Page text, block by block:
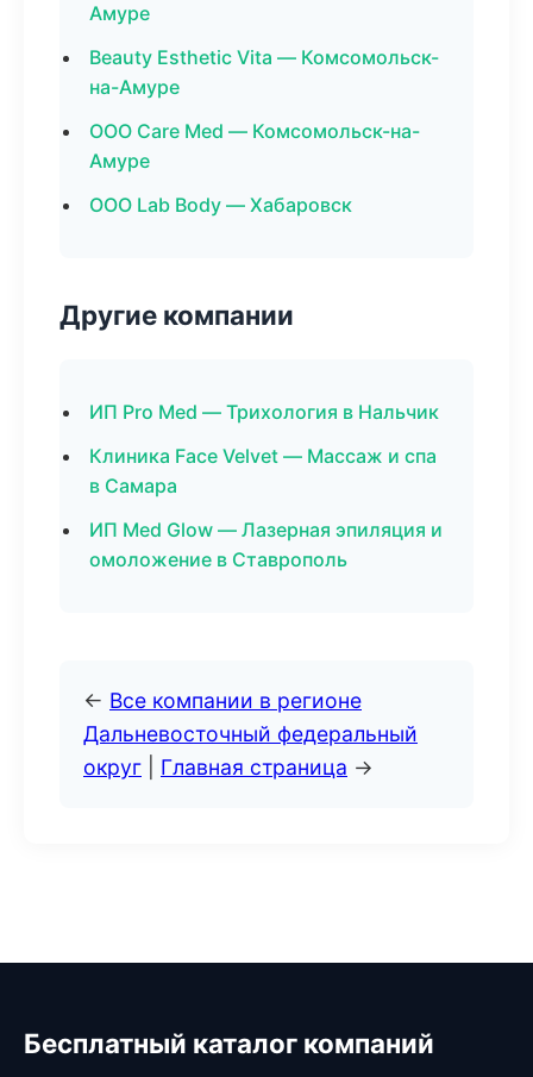
Амуре
Beauty Esthetic Vita — Комсомольск-
на-Амуре
ООО Care Med — Комсомольск-на-
Амуре
ООО Lab Body — Хабаровск
Другие компании
ИП Pro Med — Трихология в Нальчик
Клиника Face Velvet — Массаж и спа
в Самара
ИП Med Glow — Лазерная эпиляция и
омоложение в Ставрополь
← Все компании в регионе
Дальневосточный федеральный
округ
Главная страница →
Бесплатный каталог компаний